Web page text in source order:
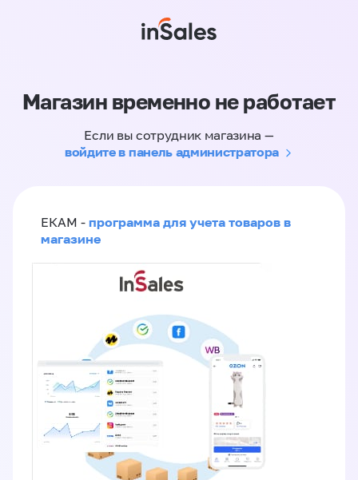
Магазин временно не работает
Если вы сотрудник магазина —
войдите в панель администратора
ЕКАМ - программа для учета товаров в
магазине